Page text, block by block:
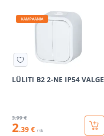
KAMPAANIA
LÜLITI B2 2-NE IP54 VALGE
3.99 €
2.39 € / tk